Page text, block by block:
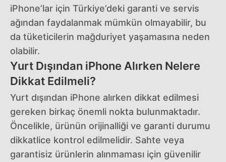
iPhone’lar için Türkiye’deki garanti ve servis
ağından faydalanmak mümkün olmayabilir, bu
da tüketicilerin mağduriyet yaşamasına neden
olabilir.
Yurt Dışından iPhone Alırken Nelere
Dikkat Edilmeli?
Yurt dışından iPhone alırken dikkat edilmesi
gereken birkaç önemli nokta bulunmaktadır.
Öncelikle, ürünün orijinalliği ve garanti durumu
dikkatlice kontrol edilmelidir. Sahte veya
garantisiz ürünlerin alınmaması için güvenilir